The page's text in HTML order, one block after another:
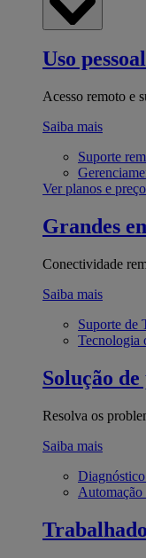
Uso
Acesso remoto e
Saiba mais
Suporte
Ver planos e
Grandes
Conectividade
Saiba mais
Suporte de
Tecnologia
Solução
Resolva os
Saiba mais
Automação